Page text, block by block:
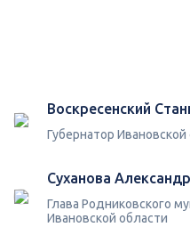
Воскресенский
Губернатор Ивановской
Суханова
Глава Родниковского
Ивановской области